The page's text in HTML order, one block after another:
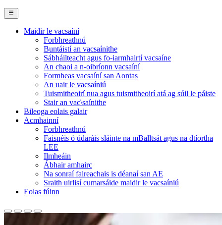
Navigation
(desktop)
Maidir le vacsaíní
Forbhreathnú
Buntáistí an vacsaínithe
Sábháilteacht agus fo-iarmhairtí vacsaíne
An chaoi a n‑oibríonn vacsaíní
Formheas vacsaíní san Aontas
An uair le vacsaíniú
Tuismitheoirí nua agus tuismitheoirí atá ag súil le páiste
Stair an vac\saínithe
Bileoga eolais galair
Acmhainní
Forbhreathnú
Faisnéis ó údaráis sláinte na mBalltsát agus na dtíortha
LEE
Ilmheáin
Ábhair amhairc
Na sonraí faireachais is déanaí san AE
Sraith uirlisí cumarsáide maidir le vacsaíniú
Eolas fúinn
Tairseach